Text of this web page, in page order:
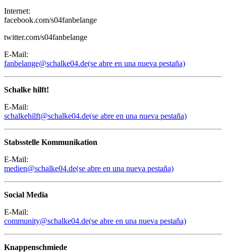
Internet:
facebook.com/s04fanbelange
twitter.com/s04fanbelange
E-Mail:
fanbelange@schalke04.de(se abre en una nueva pestaña)
Schalke hilft!
E-Mail:
schalkehilft@schalke04.de(se abre en una nueva pestaña)
Stabsstelle Kommunikation
E-Mail:
medien@schalke04.de(se abre en una nueva pestaña)
Social Media
E-Mail:
community@schalke04.de(se abre en una nueva pestaña)
Knappenschmiede